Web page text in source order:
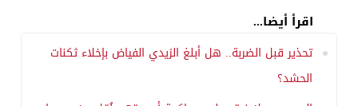
اقرأ أيضا...
تحذير قبل الضربة.. هل أبلغ الزيدي الفياض بإخلاء ثكنات
الحشد؟